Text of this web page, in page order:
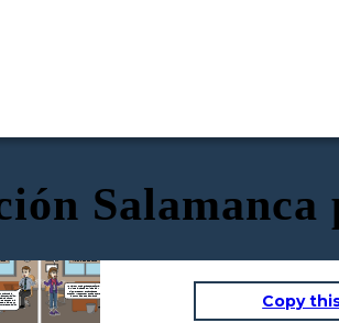
Salamanca
cuanto a la
conservación,
Salmantinos.
de echo en ella
del país. Es un
repoblación
visitantes de Salamanca
No hay por que agradecer señora,
al fin de al cabo es mi trabajo y
siempre estoy encantado de
enseñar y responder dudas sobre
la comunidad de Salamanca Copy